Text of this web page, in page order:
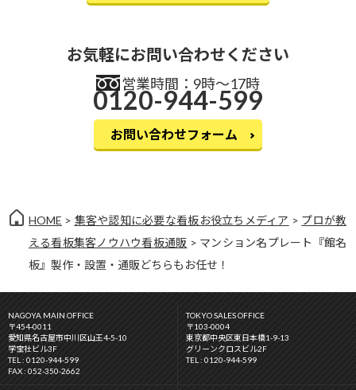
お気軽にお問い合わせください
営業時間：9時〜17時
0120-944-599
お問い合わせフォーム
HOME > 集客や認知に必要な看板お役立ちメディア > プロが教
える看板集客ノウハウ看板通販 > マンション名プレート『館名
板』製作・設置・通販どちらもお任せ！
NAGOYA MAIN OFFICE
〒454-0011
愛知県名古屋市中川区山王4-5-10
学宝社ビル3F
TEL : 0120-944-599
FAX : 052-350-2662
TOKYO SALES OFFICE
〒103-0004
東京都中央区東日本橋1-9-13
グリーンクロスビル2F
TEL : 0120-944-599